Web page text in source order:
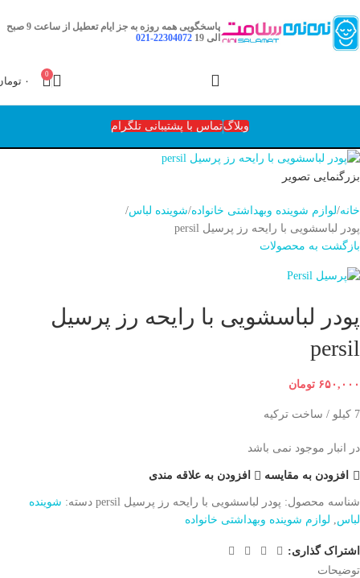
پاسخگویی همه روزه به جز ایام تعطیل از ساعت 9 صبح
الی 19
22304072-021
0
۰
وبلاگتماس با پشتیبانی تلگرام
ناموجود
بزرگنمایی تصویر
خانه لوازم شوینده وبهداشتی خانواده شوینده لباس
پودر لباسشویی با رایحه رز پرسیل persil
بازگشت به محصولات
پودر لباسشویی با رایحه رز پرسیل
persil
۶۵۰,۰۰۰ تومان
7 کیلو / ساخت ترکیه
در انبار موجود نمی باشد
افزودن به مقایسه افزودن به علاقه مندی
شناسه محصول: پودر لباسشویی با رایحه رز پرسیل persil دسته: شوینده
لباس, لوازم شوینده وبهداشتی خانواده
اشتراک گذاری:
توضیحات